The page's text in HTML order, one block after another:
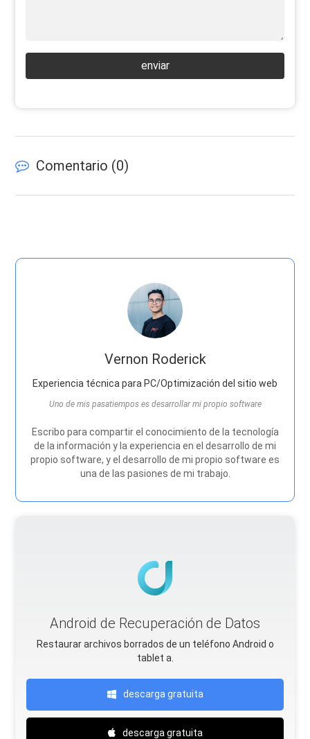
enviar
Comentario (0)
Vernon Roderick
Experiencia técnica para PC/Optimización del sitio web
Uno de mis pasatiempos es desarrollar mi propio software
Escribo para compartir el conocimiento de la tecnología
de la información y la experiencia en el desarrollo de mi
propio software, y el desarrollo de mi propio software es
una de las pasiones de mi trabajo.
Android de Recuperación de Datos
Restaurar archivos borrados de un teléfono Android o
tablet a.
descarga gratuita
descarga gratuita